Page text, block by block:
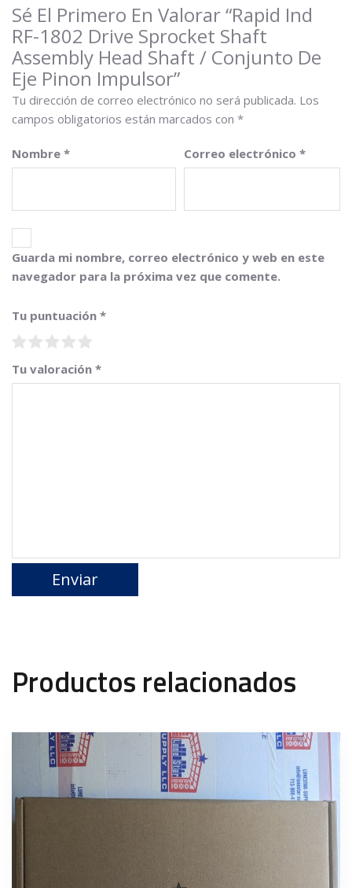
cantidad
Sé El Primero En Valorar “Rapid Ind
RF-1802 Drive Sprocket Shaft
Assembly Head Shaft / Conjunto De
Eje Pinon Impulsor”
Tu dirección de correo electrónico no será publicada. Los
campos obligatorios están marcados con *
Nombre * Correo electrónico *
Guarda mi nombre, correo electrónico y web en este
navegador para la próxima vez que comente.
Tu puntuación *
Tu valoración *
Productos relacionados